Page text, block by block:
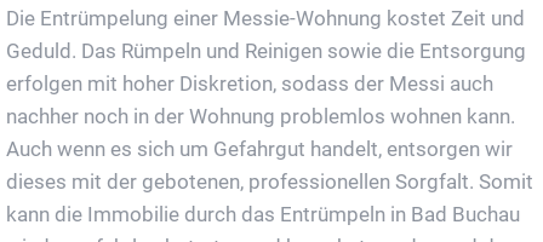
Die Entrümpelung einer Messie-Wohnung kostet Zeit und
Geduld. Das Rümpeln und Reinigen sowie die Entsorgung
erfolgen mit hoher Diskretion, sodass der Messi auch
nachher noch in der Wohnung problemlos wohnen kann.
Auch wenn es sich um Gefahrgut handelt, entsorgen wir
dieses mit der gebotenen, professionellen Sorgfalt. Somit
kann die Immobilie durch das Entrümpeln in Bad Buchau